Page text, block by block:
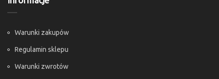
Warunki zakupów
Regulamin sklepu
Warunki zwrotów